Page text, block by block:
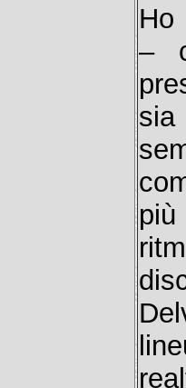
Ho
–
sia